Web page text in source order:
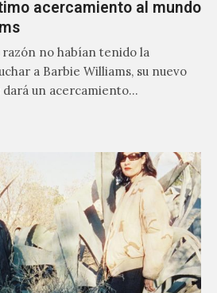
acercamiento al mundo
razón no habían tenido la
a Barbie Williams, su nuevo
un acercamiento…